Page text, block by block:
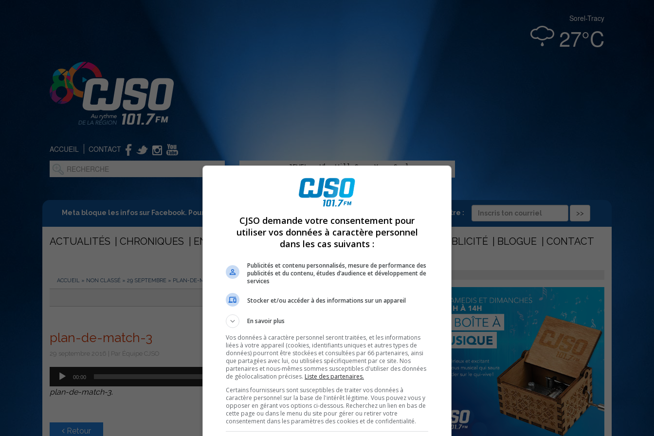
Sorel-Tracy
27°C
ACCUEIL CONTACT
Meta bloque les infos sur Facebook. Pour ne rien manquer à Sorel-Tracy et la région, abonne-toi à notre infolettre :
ACTUALITÉS CHRONIQUES ENTREVUES OPINION ÉMISSIONS CONCOURS PUBLICITÉ BLOGUE CONTACT
ACCUEIL » NON CLASSÉ » 29 SEPTEMBRE » PLAN-DE-MATCH-3
PARTAGEZ
plan-de-match-3
29 septembre 2016 | Par Équipe CJSO
Lecteur
audio
00:00 00:00
Utilisez
flèches
haut/bas
pour
augmenter
ou
plan-de-match-3.
Retour
CJSO demande votre consentement pour
utiliser vos données à caractère personnel
dans les cas suivants :
Publicités et contenu personnalisés, mesure de performance des
publicités et du contenu, études d’audience et développement de
services
Stocker et/ou accéder à des informations sur un appareil
En savoir plus
Vos données à caractère personnel seront traitées, et les informations
liées à votre appareil (cookies, identifiants uniques et autres types de
données) pourront être stockées et consultées par 66 partenaires, ainsi
que partagées avec lui, ou utilisées spécifiquement par ce site. Nos
partenaires et nous-mêmes sommes susceptibles d'utiliser des données
de géolocalisation précises. Liste des partenaires.
Certains fournisseurs sont susceptibles de traiter vos données à
caractère personnel sur la base de l'intérêt légitime. Vous pouvez vous y
opposer en gérant vos options ci-dessous. Recherchez un lien en bas de
cette page ou dans le menu du site pour gérer ou retirer votre
consentement dans les paramètres des cookies et de confidentialité.